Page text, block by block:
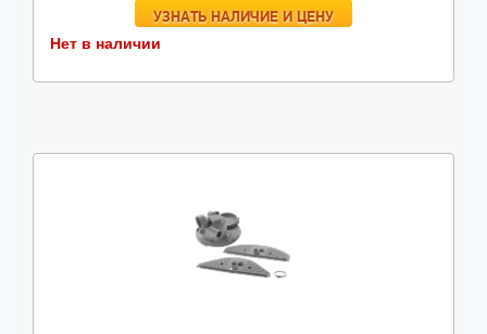
УЗНАТЬ НАЛИЧИЕ И ЦЕНУ
Нет в наличии